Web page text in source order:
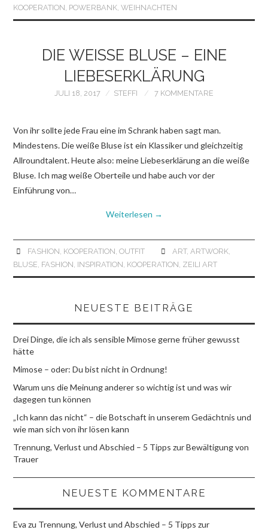
KOOPERATION, POWERBANK,WEIHNACHTEN
DIE WEISSE BLUSE – EINE L
IEBESERKLÄRUNG
JULI 18, 2017 STEFFI 7 KOMMENTARE
Von ihr sollte jede Frau eine im Schrank haben sagt man.
Mindestens. Die weiße Bluse ist ein Klassiker und gleichzeitig
Allroundtalent. Heute also: meine Liebeserklärung an die weiße
Bluse. Ich mag weiße Oberteile und habe auch vor der
Einführung von…
Weiterlesen →
FASHION KOOPERATION OUTFIT ART, ARTWORK,
BLUSE FASHION INSPIRATION KOOPERATION ZEILI ART
NEUESTE BEITRÄGE
Drei Dinge, die ich als sensible Mimose gerne früher gewusst
hätte
Mimose – oder: Du bist nicht in Ordnung!
Warum uns die Meinung anderer so wichtig ist und was wir
dagegen tun können
„Ich kann das nicht“ – die Botschaft in unserem Gedächtnis und
wie man sich von ihr lösen kann
Trennung, Verlust und Abschied – 5 Tipps zur Bewältigung von
Trauer
NEUESTE KOMMENTARE
Eva zu Trennung, Verlust und Abschied – 5 Tipps zur